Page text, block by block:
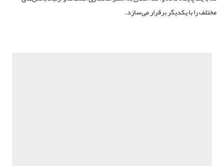
مختلف را با یکدیگر برقرار می‌سازد.